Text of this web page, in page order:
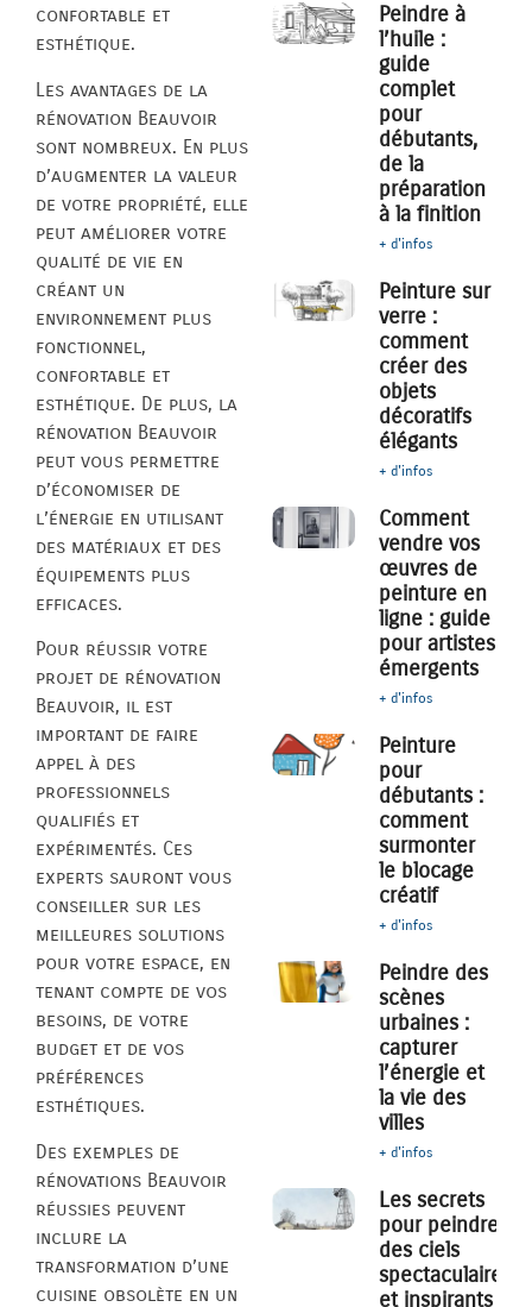
confortable et
esthétique.
Les avantages de la
rénovation Beauvoir
sont nombreux. En plus
d’augmenter la valeur
de votre propriété, elle
peut améliorer votre
qualité de vie en
créant un
environnement plus
fonctionnel,
confortable et
esthétique. De plus, la
rénovation Beauvoir
peut vous permettre
d’économiser de
l’énergie en utilisant
des matériaux et des
équipements plus
efficaces.
Pour réussir votre
projet de rénovation
Beauvoir, il est
important de faire
appel à des
professionnels
qualifiés et
expérimentés. Ces
experts sauront vous
conseiller sur les
meilleures solutions
pour votre espace, en
tenant compte de vos
besoins, de votre
budget et de vos
préférences
esthétiques.
Des exemples de
rénovations Beauvoir
réussies peuvent
inclure la
transformation d’une
cuisine obsolète en un
Peindre à
l’huile :
guide
complet
pour
débutants,
de la
préparation
à la finition
+ d'infos
Peinture sur
verre :
comment
créer des
objets
décoratifs
élégants
+ d'infos
Comment
vendre vos
œuvres de
peinture en
ligne : guide
pour artistes
émergents
+ d'infos
Peinture
pour
débutants :
comment
surmonter
le blocage
créatif
+ d'infos
Peindre des
scènes
urbaines :
capturer
l’énergie et
la vie des
villes
+ d'infos
Les secrets
pour peindre
des ciels
spectaculaires
et inspirants